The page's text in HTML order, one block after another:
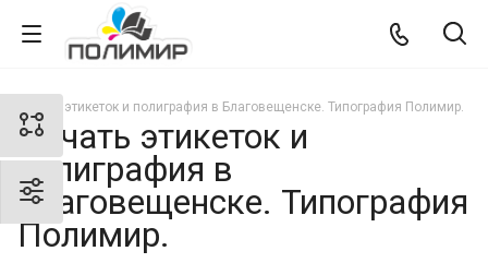
Печать этикеток и полиграфия в Благовещенске. Типография Полимир.
Печать этикеток и
полиграфия в
Благовещенске. Типография
Полимир.